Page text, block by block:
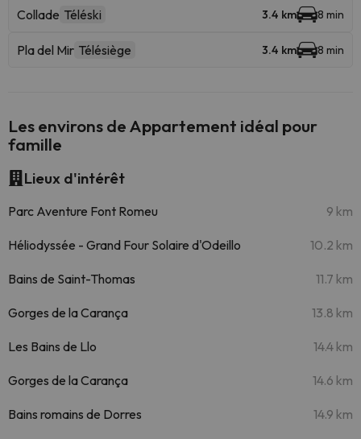
Collade Téléski 3.4 km 8 min
Pla del Mir Télésiège 3.4 km 8 min
Les environs de Appartement idéal pour
famille
Lieux d'intérêt
Parc Aventure Font Romeu 9 km
Héliodyssée - Grand Four Solaire d'Odeillo 10.2 km
Bains de Saint-Thomas 11.7 km
Gorges de la Carança 13.8 km
Les Bains de Llo 14.4 km
Gorges de la Carança 14.6 km
Bains romains de Dorres 14.9 km